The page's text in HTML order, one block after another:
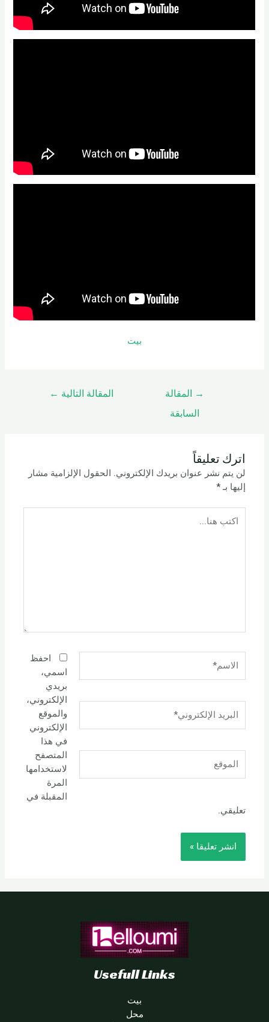
بيت
→
المقالة
السابقة
المقالة التالية ←
اترك تعليقاً
لن يتم نشر عنوان بريدك الإلكتروني. الحقول الإلزامية مشار
إليها بـ*
هنا...
الإلكتروني*
احفظ
اسمي،
بريدي
الإلكتروني،
والموقع
الإلكتروني
في هذا
المتصفح
لاستخدامها
المرة
المقبلة في
تعليقي.
Usefull Links
بيت
محل